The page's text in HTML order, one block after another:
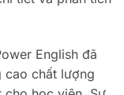
English đã
cao chất lượng